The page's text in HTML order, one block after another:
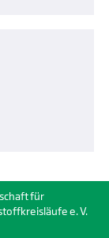
für
e. V.